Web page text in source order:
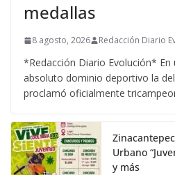
medallas
8 agosto, 2026 Redacción Diario
*Redacción Diario Evolución*
absoluto dominio deportivo la
proclamó oficialmente
Urbano
y más